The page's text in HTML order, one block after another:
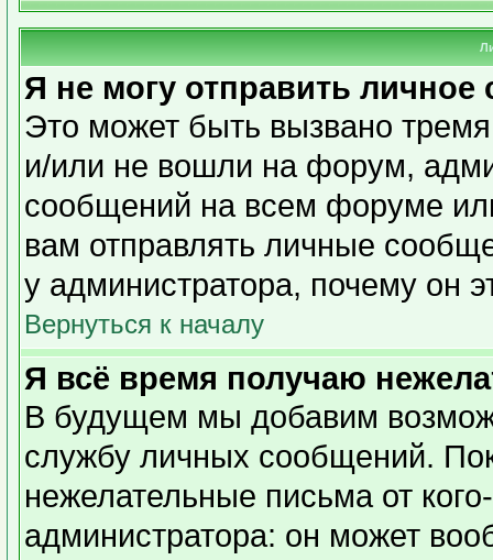
Я не могу отправить
Это может быть вызвано
и/или не вошли на форум,
сообщений на всем форуме
вам отправлять личные
у администратора, почему он
Вернуться к началу
Я всё время получаю
В будущем мы добавим
службу личных сообщений.
нежелательные письма от
администратора: он может